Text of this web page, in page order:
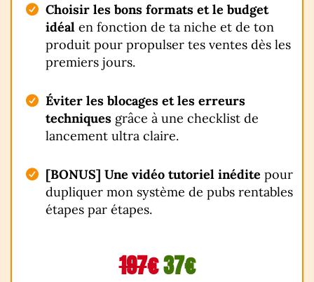
Choisir les bons formats et le budget
idéal en fonction de ta niche et de ton
produit pour propulser tes ventes dès les
premiers jours.
Éviter les blocages et les erreurs
techniques grâce à une checklist de
lancement ultra claire.
[BONUS] Une vidéo tutoriel inédite pour
dupliquer mon système de pubs rentables
étapes par étapes.
197€37€